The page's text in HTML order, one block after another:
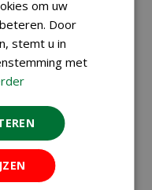
om uw
Door
stemt u in
met